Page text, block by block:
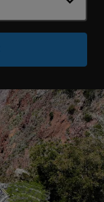
- +
- +
- +